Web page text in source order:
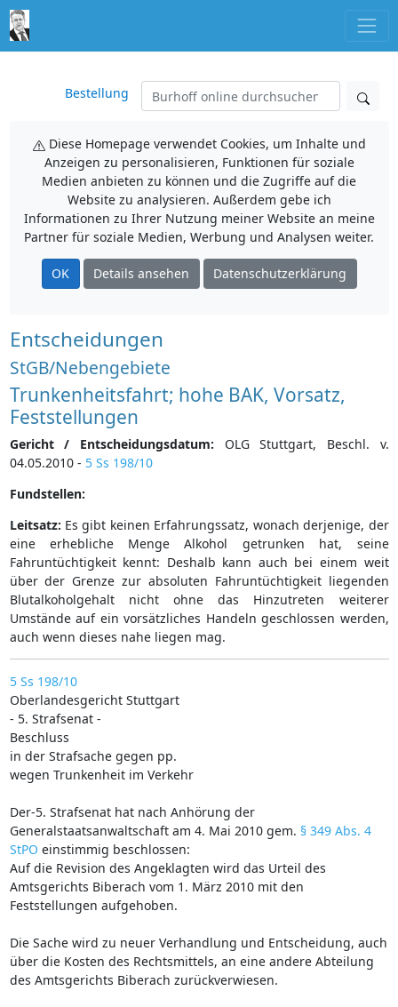
Bestellung
Diese Homepage verwendet Cookies, um Inhalte und
Anzeigen zu personalisieren, Funktionen für soziale
Medien anbieten zu können und die Zugriffe auf die
Website zu analysieren. Außerdem gebe ich
Informationen zu Ihrer Nutzung meiner Website an meine
Partner für soziale Medien, Werbung und Analysen weiter.
OK Details ansehen Datenschutzerklärung
Entscheidungen
StGB/Nebengebiete
Trunkenheitsfahrt; hohe BAK, Vorsatz,
Feststellungen
Gericht / Entscheidungsdatum: OLG Stuttgart, Beschl. v.
04.05.2010 - 5 Ss 198/10
Fundstellen:
Leitsatz: Es gibt keinen Erfahrungssatz, wonach derjenige, der
eine erhebliche Menge Alkohol getrunken hat, seine
Fahruntüchtigkeit kennt: Deshalb kann auch bei einem weit
über der Grenze zur absoluten Fahruntüchtigkeit liegenden
Blutalkoholgehalt nicht ohne das Hinzutreten weiterer
Umstände auf ein vorsätzliches Handeln geschlossen werden,
auch wenn dieses nahe liegen mag.
5 Ss 198/10
Oberlandesgericht Stuttgart
- 5. Strafsenat -
Beschluss
in der Strafsache gegen pp.
wegen Trunkenheit im Verkehr
Der-5. Strafsenat hat nach Anhörung der
Generalstaatsanwaltschaft am 4. Mai 2010 gem. § 349 Abs. 4
StPO einstimmig beschlossen:
Auf die Revision des Angeklagten wird das Urteil des
Amtsgerichts Biberach vom 1. März 2010 mit den
Feststellungen aufgehoben.
Die Sache wird zu neuer Verhandlung und Entscheidung, auch
über die Kosten des Rechtsmittels, an eine andere Abteilung
des Amtsgerichts Biberach zurückverwiesen.